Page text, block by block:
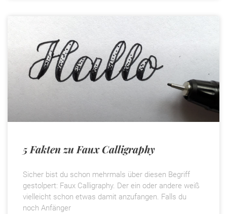
5 Fakten zu Faux Calligraphy
Sicher bist du schon mehrmals über diesen Begriff
gestolpert: Faux Calligraphy. Der ein oder andere weiß
vielleicht schon etwas damit anzufangen. Falls du
noch Anfänger